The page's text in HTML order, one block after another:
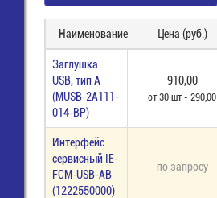
Наименование Цена (руб.)
Заглушка
USB, тип A
(MUSB-2A111-
014-BP)
910,00
от 30 шт - 290,00
Интерфейс
сервисный IE-
FCM-USB-AB
(1222550000)
по запросу